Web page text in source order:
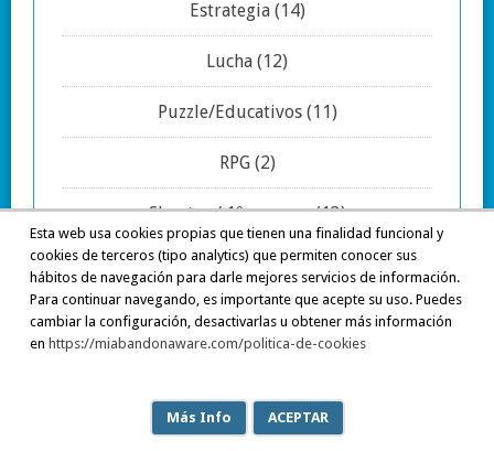
Estrategia(14)
Lucha (12)
Puzzle/Educativos(11)
RPG(2)
Shooter / 1º persona(13)
Simuladores(7)
COPYRIGHT © 2026 MIABANDONAWARE
MH JOYSTICK LITE BYMH THEMES
Esta web usa cookies propias que tienen una finalidad funcional y
cookies de terceros (tipo analytics) que permiten conocer sus
hábitos de navegación para darle mejores servicios de información.
Para continuar navegando, es importante que acepte su uso. Puedes
cambiar la configuración, desactivarlas u obtener más información
en https://miabandonaware.com/politica-de-cookies
Más Info ACEPTAR